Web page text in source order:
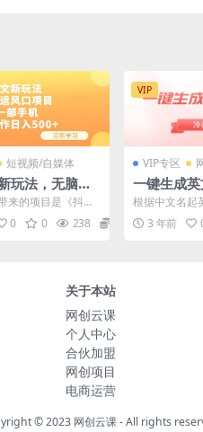
短视频/自媒体
玩法，无脑搬
，0门槛一部手
日入500
来的项目是《抖音
无脑搬运风口项
手机轻松操作...
0 0 238
VIP
VIP专区
一键生成
门暴利无门
00
根据中文名起
制一个和自己
名，目前这个
3 年前
关于本站
网创云课
个人中心
合伙加盟
网创项目
电商运营
© 2023 网创云课- All rights